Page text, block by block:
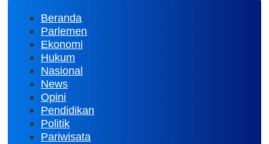
Beranda
Parlemen
Ekonomi
Hukum
Nasional
News
Opini
Pendidikan
Politik
Pariwisata